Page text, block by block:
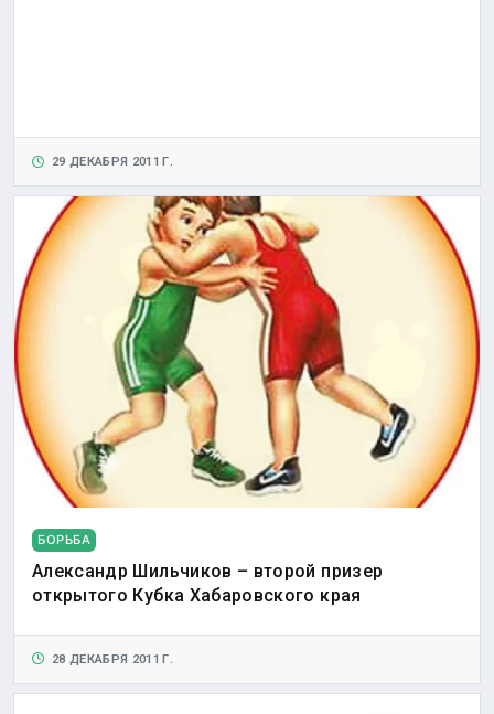
29 ДЕКАБРЯ 2011 Г.
БОРЬБА
Александр Шильчиков – второй призер
открытого Кубка Хабаровского края
28 ДЕКАБРЯ 2011 Г.